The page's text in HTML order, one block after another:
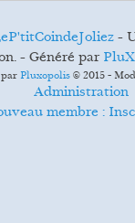
-
- Généré par
Pluxopolis© 2015 -
Administration
membre :